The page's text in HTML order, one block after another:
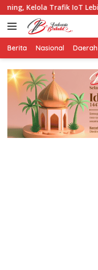
Langsung
ke
konten
Trafik IoT Lebih Cerdas
Berita Nasional Daerah